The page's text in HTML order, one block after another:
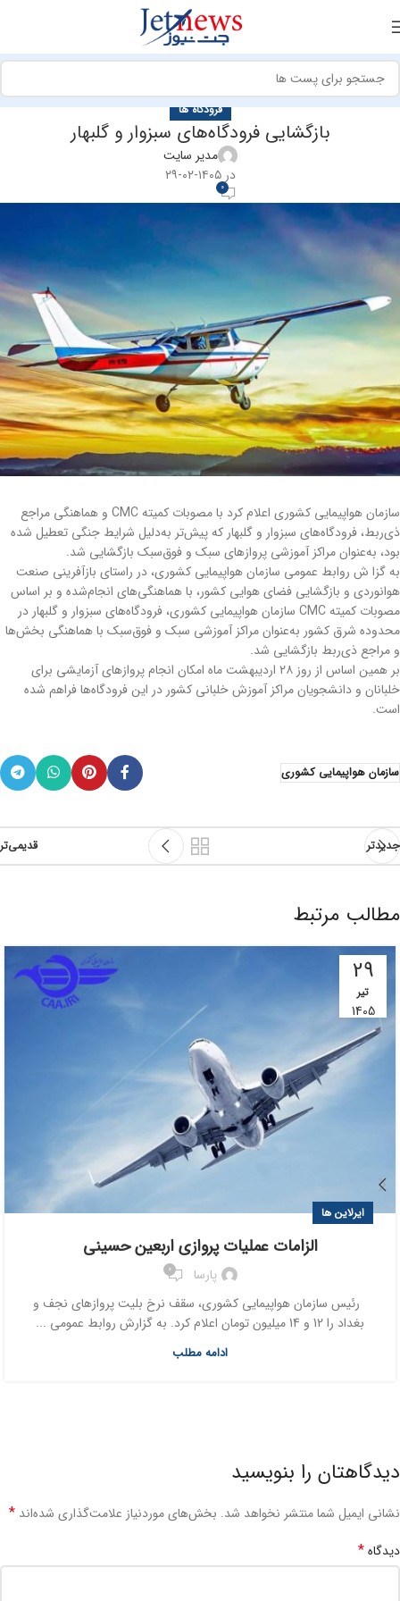
فرودگاه ها
بازگشایی فرودگاه‌های سبزوار و گلبهار
مدیر سایت
در ۱۴۰۵-۰۲-۲۹
0
سازمان هواپیمایی کشوری اعلام کرد با مصوبات کمیته CMC و هماهنگی مراجع
ذی‌ربط، فرودگاه‌های سبزوار و گلبهار که پیش‌تر به‌دلیل شرایط جنگی تعطیل شده
بود، به‌عنوان مراکز آموزشی پروازهای سبک و فوق‌سبک بازگشایی شد.
به گزا ش روابط عمومی سازمان هواپیمایی کشوری، در راستای بازآفرینی صنعت
هوانوردی و بازگشایی فضای هوایی کشور، با هماهنگی‌های انجام‌شده و بر اساس
مصوبات کمیته CMC سازمان هواپیمایی کشوری، فرودگاه‌های سبزوار و گلبهار در
محدوده شرق کشور به‌عنوان مراکز آموزشی سبک و فوق‌سبک با هماهنگی بخش‌ها
و مراجع ذی‌ربط بازگشایی شد.
بر همین اساس از روز ۲۸ اردیبهشت ماه امکان انجام پروازهای آزمایشی برای
خلبانان و دانشجویان مراکز آموزش خلبانی کشور در این فرودگاه‌ها فراهم شده
است.
سازمان هواپیمایی کشوری
جدیدتر قدیمی‌تر
مطالب مرتبط
29
تیر
1405
ایرلاین ها
الزامات عملیات پروازی اربعین حسینی
پارسا 0
رئیس سازمان هواپیمایی کشوری، سقف نرخ بلیت پروازهای نجف و
بغداد را 12 و 14 میلیون تومان اعلام کرد. به گزارش روابط عمومی ...
ادامه مطلب
دیدگاهتان را بنویسید
نشانی ایمیل شما منتشر نخواهد شد. بخش‌های موردنیاز علامت‌گذاری شده‌اند *
دیدگاه*